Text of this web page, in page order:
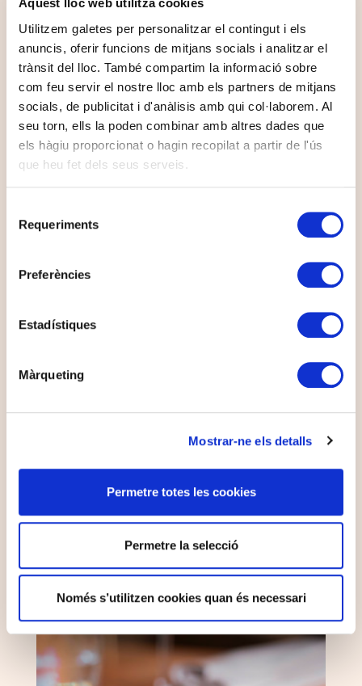
Aquest lloc web utilitza cookies
Utilitzem galetes per personalitzar el contingut i els
anuncis, oferir funcions de mitjans socials i analitzar el
trànsit del lloc. També compartim la informació sobre
com feu servir el nostre lloc amb els partners de mitjans
socials, de publicitat i d'anàlisis amb qui col·laborem. Al
seu torn, ells la poden combinar amb altres dades que
els hàgiu proporcionat o hagin recopilat a partir de l'ús
que heu fet dels seus serveis.
Requeriments
Preferències
Estadístiques
Màrqueting
Mostrar-ne els detalls
Permetre totes les cookies
Permetre la selecció
Només s’utilitzen cookies quan és necessari
Détente à la piscine, baignade dans le lac, couchers de soleil
étoilées...
VOIR PLUS